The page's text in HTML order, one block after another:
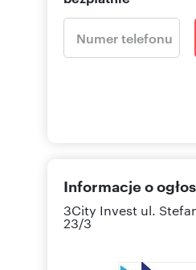
Informacje o
3City Invest ul.
23/3